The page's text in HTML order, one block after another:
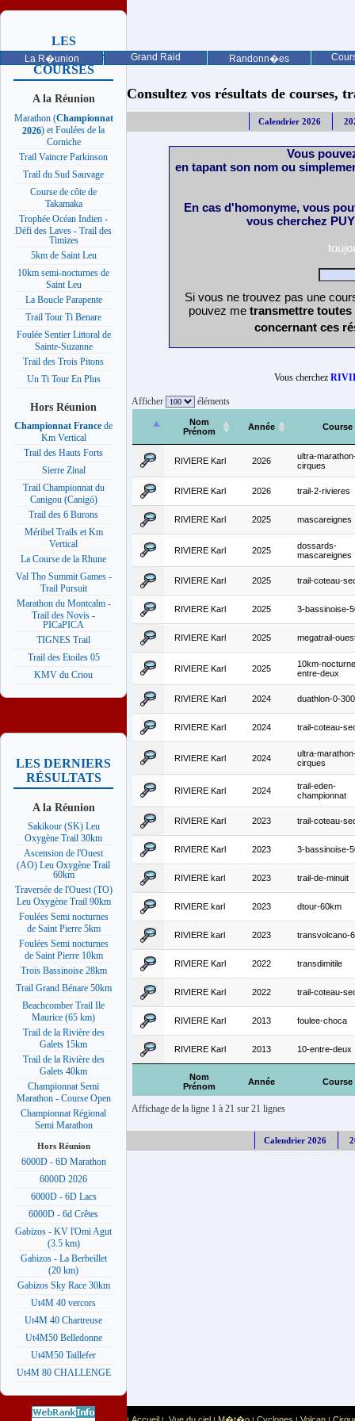
La R�union Grand Raid Randonn�es
LES
PROCHAINES
COURSES
A la Réunion
Marathon (Championnat
2026) et Foulées de la
Corniche
Trail Vaincre Parkinson
Trail du Sud Sauvage
Course de côte de
Takamaka
Trophée Océan Indien -
Défi des Laves - Trail des
Timizes
5km de Saint Leu
10km semi-nocturnes de
Saint Leu
La Boucle Parapente
Trail Tour Ti Benare
Foulée Sentier Littoral de
Sainte-Suzanne
Trail des Trois Pitons
Un Ti Tour En Plus
Hors Réunion
Championnat France de
Km Vertical
Trail des Hauts Forts
Sierre Zinal
Trail Championnat du
Canigou (Canigó)
Trail des 6 Burons
Méribel Trails et Km
Vertical
La Course de la Rhune
Val Tho Summit Games -
Trail Pursuit
Marathon du Montcalm -
Trail des Novis -
PICaPICA
TIGNES Trail
Trail des Etoiles 05
KMV du Criou
LES DERNIERS
RÉSULTATS
A la Réunion
Sakikour (SK) Leu
Oxygène Trail 30km
Ascension de l'Ouest
(AO) Leu Oxygène Trail
60km
Traversée de l'Ouest (TO)
Leu Oxygène Trail 90km
Foulées Semi nocturnes
de Saint Pierre 5km
Foulées Semi nocturnes
de Saint Pierre 10km
Trois Bassinoise 28km
Trail Grand Bénare 50km
Beachcomber Trail Ile
Maurice (65 km)
Trail de la Rivière des
Galets 15km
Trail de la Rivière des
Galets 40km
Championnat Semi
Marathon - Course Open
Championnat Régional
Semi Marathon
Hors Réunion
6000D - 6D Marathon
6000D 2026
6000D - 6D Lacs
6000D - 6d Crêtes
Gabizos - KV l'Omi Agut
(3.5 km)
Gabizos - La Berbeillet
(20 km)
Gabizos Sky Race 30km
Ut4M 40 vercors
Ut4M 40 Chartreuse
Ut4M50 Belledonne
Ut4M50 Taillefer
Ut4M 80 CHALLENGE
Consultez vos résultats de courses,
Calendrier 2026
Vous
en tapant son nom ou
En cas d'homonyme, vous
vous cherchez
Si vous ne trouvez pas une
pouvez me transmettre
concernant ces
Vous cherchez
Afficher éléments
Nom
Prénom
Année Course
Nom
Prénom
Année Course
RIVIERE Karl 2026
ultra-
cirques
RIVIERE Karl 2026 trail-2-rivieres
RIVIERE Karl 2025 mascareignes
RIVIERE Karl 2025
dossards-
mascareignes
RIVIERE Karl 2025 trail-coteau-
RIVIERE Karl 2025 3-bassinoise-
RIVIERE Karl 2025 megatrail-
RIVIERE Karl 2025
10km-
entre-deux
RIVIERE Karl 2024 duathlon-0-
RIVIERE Karl 2024 trail-coteau-
RIVIERE Karl 2024
ultra-
cirques
RIVIERE Karl 2024
trail-eden-
championnat
RIVIERE Karl 2023 trail-coteau-
RIVIERE Karl 2023 3-bassinoise-
RIVIERE karl 2023 trail-de-minuit
RIVIERE karl 2023 dtour-60km
RIVIERE karl 2023 transvolcano-
RIVIERE Karl 2022 transdimitile
RIVIERE Karl 2022 trail-coteau-
RIVIERE Karl 2013 foulee-choca
RIVIERE Karl 2013 10-entre-deux
Affichage de la ligne 1 à 21 sur 21 lignes
Calendrier 2026